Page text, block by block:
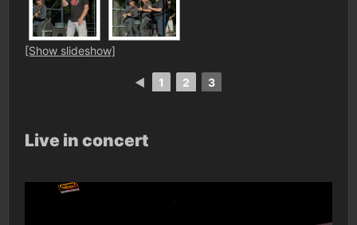
[Show slideshow]
◄ 1 2 3
Live in concert